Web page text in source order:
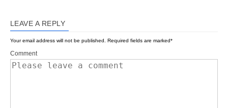
LEAVE A REPLY
Your email address will not be published. Required fields are marked*
Comment